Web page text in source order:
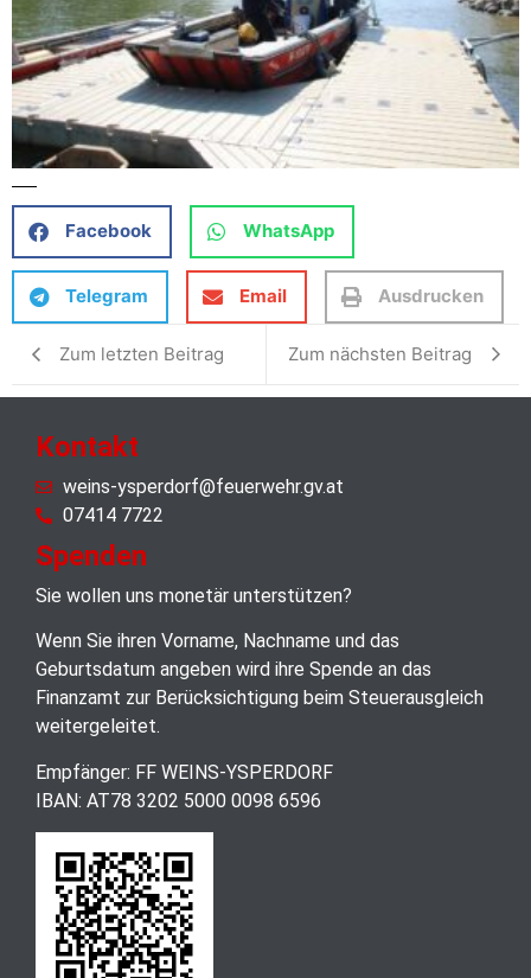
Facebook WhatsApp
Telegram Email Ausdrucken
Zum letzten Beitrag Zum nächsten Beitrag
Kontakt
weins-ysperdorf@feuerwehr.gv.at
07414 7722
Spenden
Sie wollen uns monetär unterstützen?
Wenn Sie ihren Vorname, Nachname und das
Geburtsdatum angeben wird ihre Spende an das
Finanzamt zur Berücksichtigung beim Steuerausgleich
weitergeleitet.
Empfänger: FF WEINS-YSPERDORF
IBAN: AT78 3202 5000 0098 6596